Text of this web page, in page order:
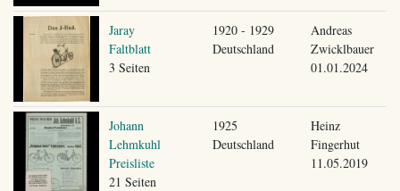
Jaray
Faltblatt
3 Seiten
1920 - 1929
Deutschland
Andreas
Zwicklbauer
01.01.2024
Johann
Lehmkuhl
Preisliste
21 Seiten
1925
Deutschland
Heinz
Fingerhut
11.05.2019